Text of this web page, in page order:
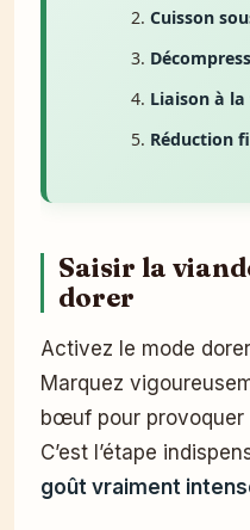
Cuisson
Liaison à
Réduction
Saisir la
dorer
Activez le mode
Marquez
bœuf pour provoquer
C’est l’étape
goût vraiment